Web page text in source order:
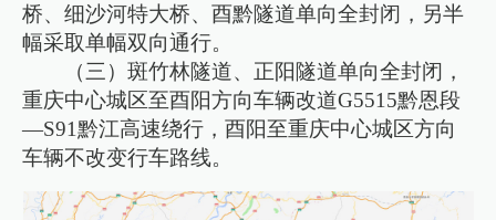
桥、细沙河特大桥、酉黔隧道单向全封闭，另半
幅采取单幅双向通行。
（三）斑竹林隧道、正阳隧道单向全封闭，
重庆中心城区至酉阳方向车辆改道G5515黔恩段
—S91黔江高速绕行，酉阳至重庆中心城区方向
车辆不改变行车路线。